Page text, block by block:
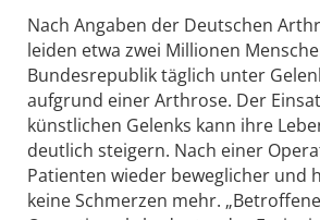
Nach Angaben der Deutschen
leiden etwa zwei Millionen
Bundesrepublik täglich unter
aufgrund einer Arthrose. Der
künstlichen Gelenks kann ihre
deutlich steigern. Nach einer
Patienten wieder beweglicher und
keine Schmerzen mehr.